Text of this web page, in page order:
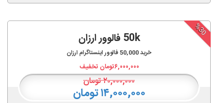
%30
50k فالوور ارزان
خرید50,000فالوور اینستاگرام ارزان
۶,۰۰۰,۰۰۰تومان تخفیف
۲۰,۰۰۰,۰۰۰تومان
۱۴,۰۰۰,۰۰۰ تومان